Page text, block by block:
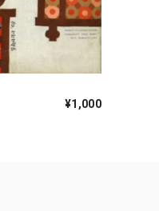
¥1,000